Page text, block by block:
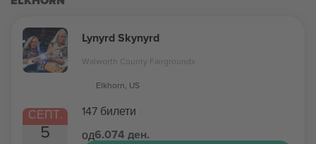
СЕПТ.
5
Lynyrd Skynyrd
Walworth County Fairgrounds
Elkhorn, US
147 билети
од6.074 ден.